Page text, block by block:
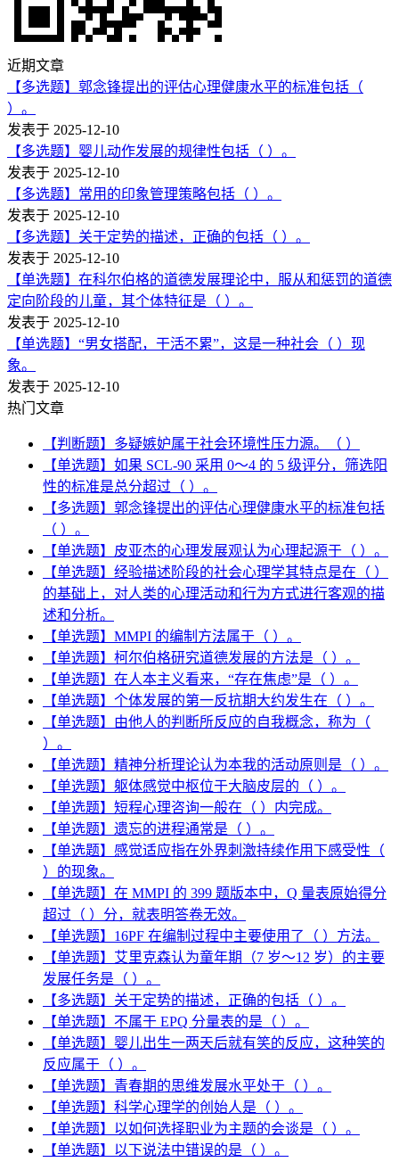
近期文章
【多选题】郭念锋提出的评估心理健康水平的标准包括（
）。
发表于 2025-12-10
【多选题】婴儿动作发展的规律性包括（ ）。
发表于 2025-12-10
【多选题】常用的印象管理策略包括（ ）。
发表于 2025-12-10
【多选题】关于定势的描述，正确的包括（ ）。
发表于 2025-12-10
【单选题】在科尔伯格的道德发展理论中，服从和惩罚的道德
定向阶段的儿童，其个体特征是（ ）。
发表于 2025-12-10
【单选题】“男女搭配，干活不累”，这是一种社会（ ）现
象。
发表于 2025-12-10
热门文章
【判断题】多疑嫉妒属于社会环境性压力源。（ ）
【单选题】如果 SCL-90 采用 0～4 的 5 级评分，筛选阳
性的标准是总分超过（ ）。
【多选题】郭念锋提出的评估心理健康水平的标准包括
（ ）。
【单选题】皮亚杰的心理发展观认为心理起源于（ ）。
【单选题】经验描述阶段的社会心理学其特点是在（ ）
的基础上，对人类的心理活动和行为方式进行客观的描
述和分析。
【单选题】MMPI 的编制方法属于（ ）。
【单选题】柯尔伯格研究道德发展的方法是（ ）。
【单选题】在人本主义看来，“存在焦虑”是（ ）。
【单选题】个体发展的第一反抗期大约发生在（ ）。
【单选题】由他人的判断所反应的自我概念，称为（
）。
【单选题】精神分析理论认为本我的活动原则是（ ）。
【单选题】躯体感觉中枢位于大脑皮层的（ ）。
【单选题】短程心理咨询一般在（ ）内完成。
【单选题】遗忘的进程通常是（ ）。
【单选题】感觉适应指在外界刺激持续作用下感受性（
）的现象。
【单选题】在 MMPI 的 399 题版本中，Q 量表原始得分
超过（ ）分，就表明答卷无效。
【单选题】16PF 在编制过程中主要使用了（ ）方法。
【单选题】艾里克森认为童年期（7 岁～12 岁）的主要
发展任务是（ ）。
【多选题】关于定势的描述，正确的包括（ ）。
【单选题】不属于 EPQ 分量表的是（ ）。
【单选题】婴儿出生一两天后就有笑的反应，这种笑的
反应属于（ ）。
【单选题】青春期的思维发展水平处于（ ）。
【单选题】科学心理学的创始人是（ ）。
【单选题】以如何选择职业为主题的会谈是（ ）。
【单选题】以下说法中错误的是（ ）。